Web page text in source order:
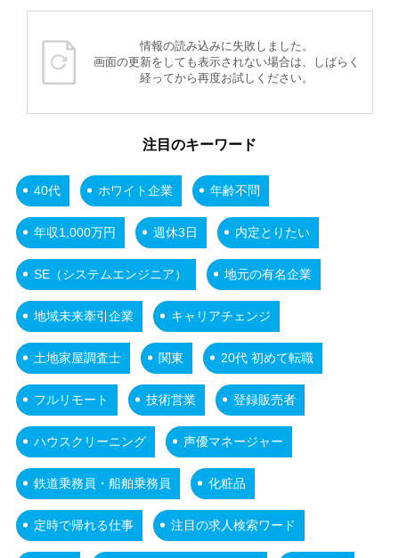
情報の読み込みに失敗しました。
画面の更新をしても表示されない場合は、しばらく
経ってから再度お試しください。
注目のキーワード
40代 ホワイト企業 年齢不問
年収1,000万円 週休3日 内定とりたい
SE（システムエンジニア） 地元の有名企業
地域未来牽引企業 キャリアチェンジ
土地家屋調査士 関東 20代 初めて転職
フルリモート 技術営業 登録販売者
ハウスクリーニング 声優マネージャー
鉄道乗務員・船舶乗務員 化粧品
定時で帰れる仕事 注目の求人検索ワード